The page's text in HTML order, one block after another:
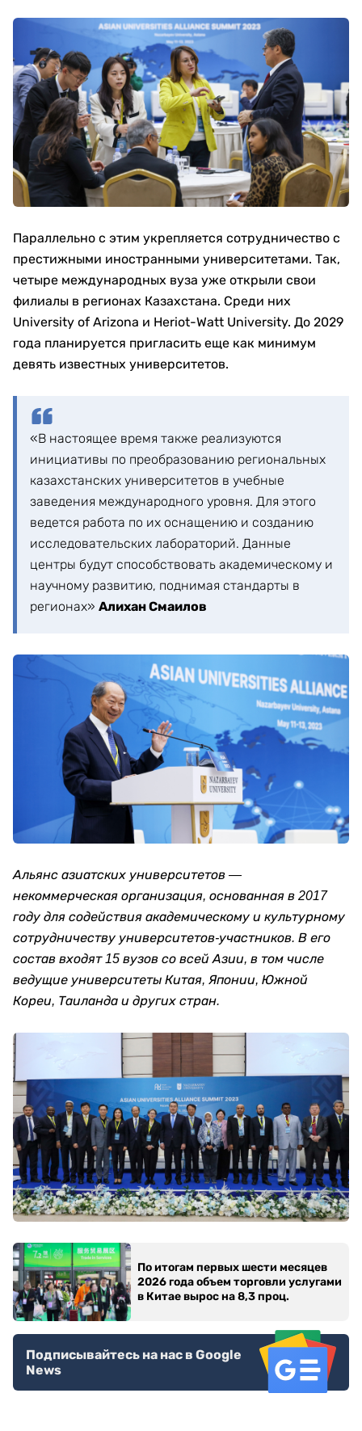
Параллельно с этим укрепляется сотрудничество с
престижными иностранными университетами. Так,
четыре международных вуза уже открыли свои
филиалы в регионах Казахстана. Среди них
University of Arizona и Heriot-Watt University. До 2029
года планируется пригласить еще как минимум
девять известных университетов.
«В настоящее время также реализуются
инициативы по преобразованию региональных
казахстанских университетов в учебные
заведения международного уровня. Для этого
ведется работа по их оснащению и созданию
исследовательских лабораторий. Данные
центры будут способствовать академическому и
научному развитию, поднимая стандарты в
регионах» Алихан Смаилов
Альянс азиатских университетов —
некоммерческая организация, основанная в 2017
году для содействия академическому и культурному
сотрудничеству университетов-участников. В его
состав входят 15 вузов со всей Азии, в том числе
ведущие университеты Китая, Японии, Южной
Кореи, Таиланда и других стран.
По итогам первых шести месяцев
2026 года объем торговли услугами
в Китае вырос на 8,3 проц.
Подписывайтесь на нас в Google
News